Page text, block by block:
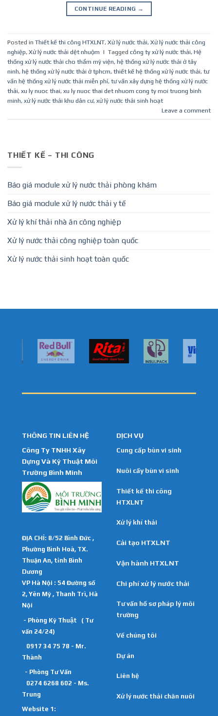
CONTINUE READING →
Posted in Thiết kế thi công HTXLNT, Xử lý nước thải, Xử lý nước thải công
nghiệp, Xử lý nước thải dệt nhuộm | Tagged công ty xử lý nước thải, Hệ
thống xử lý nước thải cho thẩm mỹ viện, hệ thống xử lý nước thải ở tây
ninh, hệ thống xử lý nước thải ở tphcm, thiết kế hệ thống xử lý nước thải, tư
vấn hệ thống xử lý nước thải miễn phí, tư vấn xây dựng hệ thống xử lý nước
thải, xu ly nuoc thai, xu ly nuoc thai det nhuom cong ty moi truong binh
minh, xử lý nước thải khu dân cư, xử lý nước thải sinh hoạt
Leave a comment
THIẾT KẾ – THI CÔNG
Báo giá module xử lý nước thải phòng khám
Báo giá module xử lý nước thải y tế
Xử lý khí thải nhà ăn công nghiệp
Xử lý nước thải công nghiệp toàn quốc
Xử lý nước thải sinh hoạt toàn quốc
THÔNG TIN LIÊN HỆ
Công Ty TNHH Xây
Dựng Và Kỹ Thuật Môi
Trường Bình Minh
ĐỊA CHỈ: 8/52 Bình Đức ,
Phường Bình Hoà, TX.
Thuận An, tỉnh Bình
Dương
VP Hà Nội : 54 Đường số
2, Yên Mỹ , Thanh Trì, Hà
Nội
- Phòng Kỹ Thuật ( Tư
vấn 24/24)
0917 34 75 78 - Mr.
Thành
- Phòng Tư Vấn
0274 6268 602 - Ms.
Trung
Website 1:
DỊCH VỤ
Cung cấp bùn vi sinh
Nuôi cấy bùn vi sinh
Thiết kế thi công
HTXLNT
Xử lý khí thải
Cải tạo HTXLNT
Vận hành HTXLNT
Chi phí xử lý nước thải
Tư vấn hồ sơ pháp lý môi
trường
Về chúng tôi
Dự án
Liên hệ
Xử lý nước thải chăn nuôi